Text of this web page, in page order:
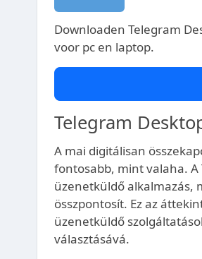
Downloaden Telegram
voor pc en laptop.
Telegram
A mai digitálisan
fontosabb, mint valaha.
üzenetküldő alkalmazás,
összpontosít. Ez az
üzenetküldő
választásává.